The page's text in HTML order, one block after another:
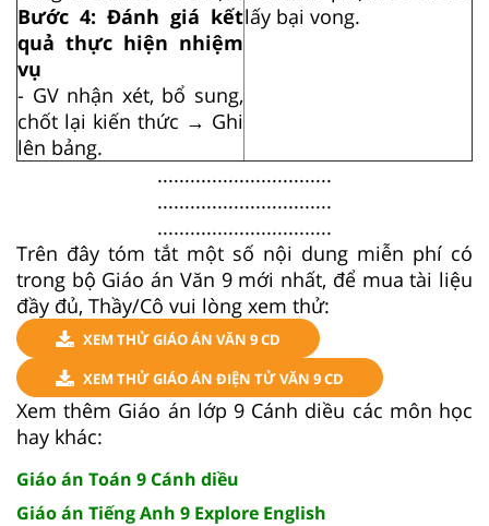
Bước 4: Đánh giá kết
quả thực hiện nhiệm
vụ
- GV nhận xét, bổ sung,
chốt lại kiến thức → Ghi
lên bảng.
lấy bại vong.
................................
................................
................................
Trên đây tóm tắt một số nội dung miễn phí có
trong bộ Giáo án Văn 9 mới nhất, để mua tài liệu
đầy đủ, Thầy/Cô vui lòng xem thử:
XEM THỬ GIÁO ÁN VĂN 9 CD
XEM THỬ GIÁO ÁN ĐIỆN TỬ VĂN 9 CD
Xem thêm Giáo án lớp 9 Cánh diều các môn học
hay khác:
Giáo án Toán 9 Cánh diều
Giáo án Tiếng Anh 9 Explore English